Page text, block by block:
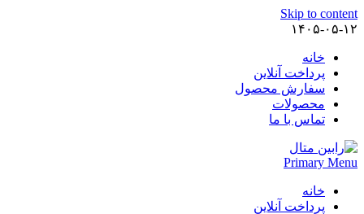
Skip to content
۱۴۰۵-۰۵-۱۲
خانه
پرداخت آنلاین
سفارش محصول
محصولات
تماس با ما
Primary Menu
خانه
پرداخت آنلاین